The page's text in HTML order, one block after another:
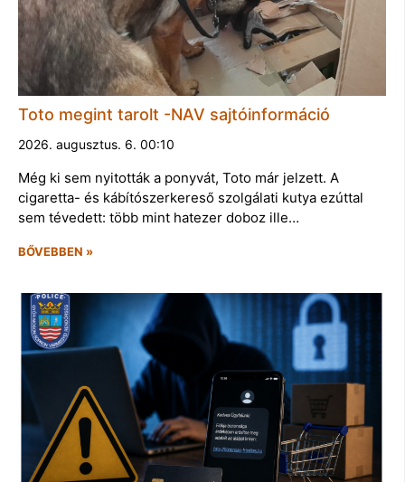
Toto megint tarolt -NAV sajtóinformáció
2026. augusztus. 6. 00:10
Még ki sem nyitották a ponyvát, Toto már jelzett. A
cigaretta- és kábítószerkereső szolgálati kutya ezúttal
sem tévedett: több mint hatezer doboz ille…
BŐVEBBEN »